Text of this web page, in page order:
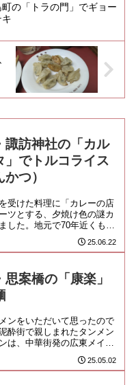
の「トラの門」でギョー
諏訪神社の「カル
」でトルコライス
かつ）
受けた料理に「カレーの店
ツとする、夕焼け色の謎カ
した。地元で70年近くも愛
しいのだけど、やたら色の
25.06.22
思案橋の「康楽」
ンをいただいて思ったので
酔街で親しまれたタンメン
は、中華街発の広東メイン
ら派生したものではないん
？むしろ、ちゃん... 25.05.02